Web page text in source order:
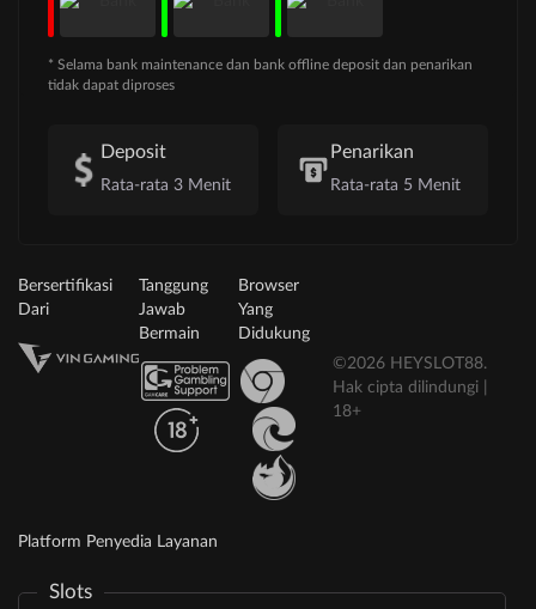
* Selama bank maintenance dan bank offline deposit dan penarikan
tidak dapat diproses
Deposit
Rata-rata 3 Menit
Penarikan
Rata-rata 5 Menit
Bersertifikasi
Dari
Tanggung
Jawab
Bermain
Browser
Yang
Didukung
©2026 HEYSLOT88.
Hak cipta dilindungi |
18+
Platform Penyedia Layanan
Slots